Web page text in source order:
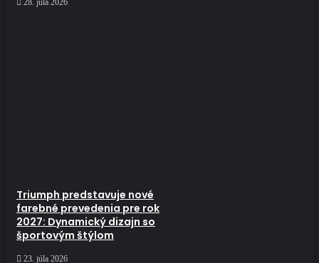
28. júla 2026
Triumph predstavuje nové
farebné prevedenia pre rok
2027: Dynamický dizajn so
športovým štýlom
23. júla 2026